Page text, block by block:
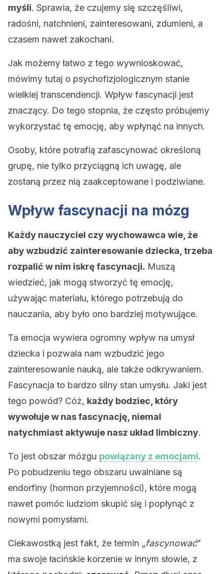
myśli. Sprawia, że ​​czujemy się szczęśliwi,
radośni, natchnieni, zainteresowani, zdumieni, a
czasem nawet zakochani.
Jak możemy łatwo z tego wywnioskować,
mówimy tutaj o psychofizjologicznym stanie
wielkiej transcendencji. Wpływ fascynacji jest
znaczący. Do tego stopnia, że ​​często próbujemy
wykorzystać tę emocję, aby wpłynąć na innych.
Osoby, które potrafią zafascynować określoną
grupę, nie tylko przyciągną ich uwagę, ale
zostaną przez nią zaakceptowane i podziwiane.
Wpływ fascynacji na mózg
Każdy nauczyciel czy wychowawca wie, że
aby wzbudzić zainteresowanie dziecka, trzeba
rozpalić w nim iskrę fascynacji. Muszą
wiedzieć, jak mogą stworzyć tę emocję,
używając materiału, którego potrzebują do
nauczania, aby było ono bardziej motywujące.
Ta emocja wywiera ogromny wpływ na umysł
dziecka i pozwala nam wzbudzić jego
zainteresowanie nauką, ale także odkrywaniem.
Fascynacja to bardzo silny stan umysłu. Jaki jest
tego powód? Cóż, każdy bodziec, który
wywołuje w nas fascynację, niemal
natychmiast aktywuje nasz układ limbiczny.
To jest obszar mózgu powiązany z emocjami.
Po pobudzeniu tego obszaru uwalniane są
endorfiny (hormon przyjemności), które mogą
nawet pomóc ludziom skupić się i popłynąć z
nowymi pomysłami.
Ciekawostką jest fakt, że termin „fascynować”
ma swoje łacińskie korzenie w innym słowie, z